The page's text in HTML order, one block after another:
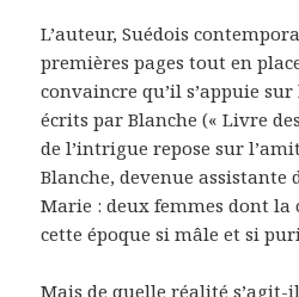
L’auteur, Suédois
premières pages tout en
convaincre qu’il s’appuie
écrits par Blanche (« Livre
de l’intrigue repose sur
Blanche, devenue assistante
Marie : deux femmes dont la
cette époque si mâle et si
Mais de quelle réalité